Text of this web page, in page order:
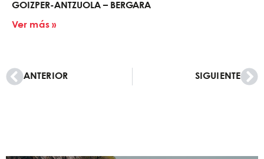
GOIZPER-ANTZUOLA – BERGARA
Ver más »
ANTERIOR SIGUIENTE